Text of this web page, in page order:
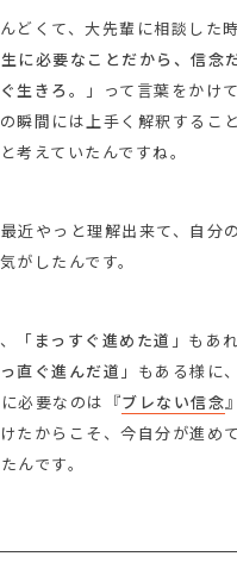
どくて、大先輩に相談した
に必要なことだから、信念
生きろ。
」って言葉をかけ
瞬間には上手く解釈するこ
考えていたんですね。
近やっと理解出来て、自分
がしたんです。
「 まっすぐ進めた道 」もあ
直ぐ進んだ道 」もある様に
必要なのは『ブレない信念
たからこそ、今自分が進め
んです。